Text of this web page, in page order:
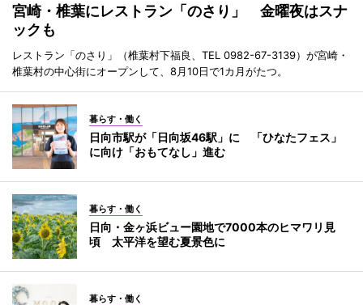
宮崎・椎葉にレストラン「のさり」 金曜夜はスナ
ックも
レストラン「のさり」（椎葉村下福良、TEL 0982-67-3139）が宮崎・
椎葉村の中心街にオープンして、8月10日で1カ月がたつ。
暮らす・働く
日向市駅が「日向坂46駅」に 「ひなたフェス」
に向け「おもてなし」進む
暮らす・働く
日向・金ヶ浜ビュー園地で7000本のヒマワリ見
頃 太平洋を望む夏景色に
暮らす・働く